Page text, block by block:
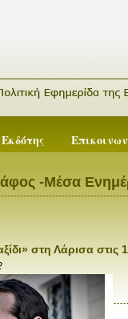
Εκδότης
-Μέσα
στη Λάρισα στις